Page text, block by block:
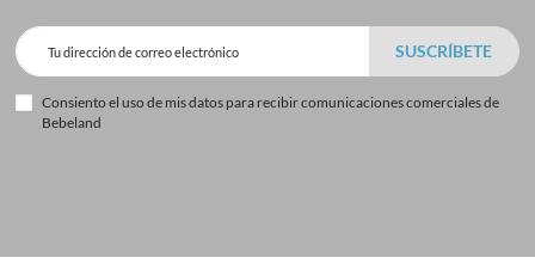
Consiento el uso de mis datos para recibir comunicaciones comerciales de
Bebeland